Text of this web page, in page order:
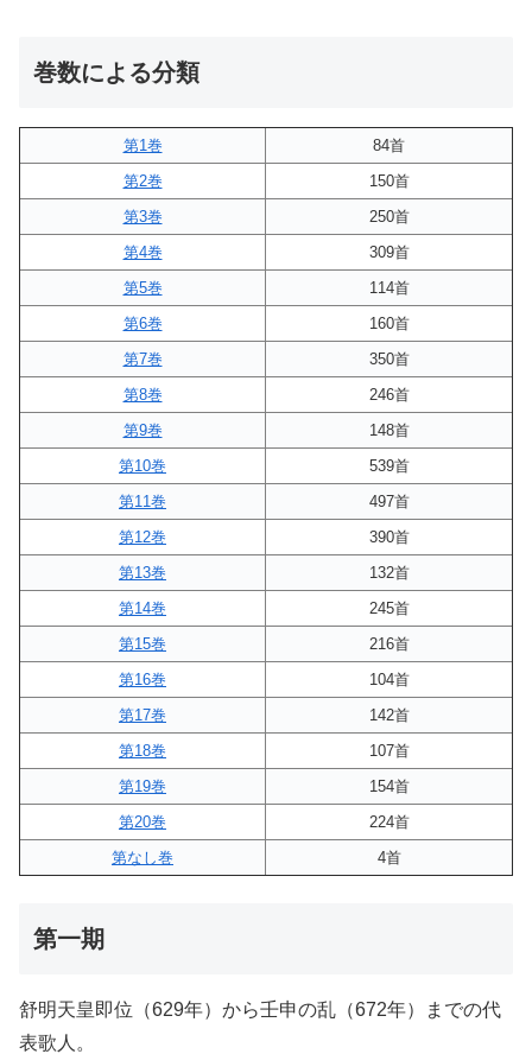
巻数による分類
第1巻
84首
第2巻
150首
第3巻
250首
第4巻
309首
第5巻
114首
第6巻
160首
第7巻
350首
第8巻
246首
第9巻
148首
第10巻
539首
第11巻
497首
第12巻
390首
第13巻
132首
第14巻
245首
第15巻
216首
第16巻
104首
第17巻
142首
第18巻
107首
第19巻
154首
第20巻
224首
第なし巻
4首
第一期
舒明天皇即位（629年）から壬申の乱（672年）までの代
表歌人。